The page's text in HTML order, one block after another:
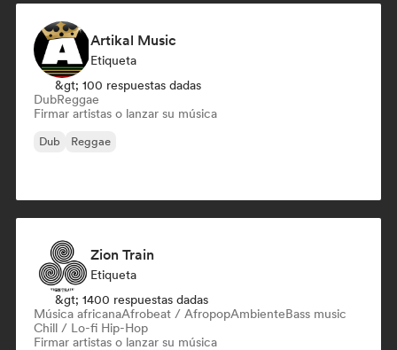
Artikal Music
Etiqueta
&gt; 100 respuestas dadas
DubReggae
Firmar artistas o lanzar su música
Dub Reggae
Zion Train
Etiqueta
&gt; 1400 respuestas dadas
Música africanaAfrobeat / AfropopAmbienteBass music
Chill / Lo-fi Hip-Hop
Firmar artistas o lanzar su música